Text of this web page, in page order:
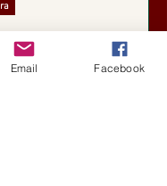
ezelőtt
Email Facebook